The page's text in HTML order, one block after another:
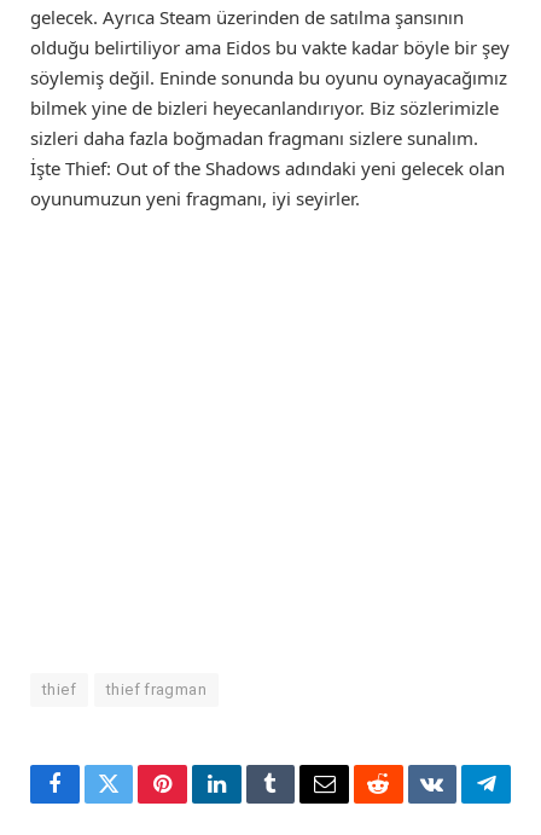
gelecek. Ayrıca Steam üzerinden de satılma şansının
olduğu belirtiliyor ama Eidos bu vakte kadar böyle bir şey
söylemiş değil. Eninde sonunda bu oyunu oynayacağımız
bilmek yine de bizleri heyecanlandırıyor. Biz sözlerimizle
sizleri daha fazla boğmadan fragmanı sizlere sunalım.
İşte Thief: Out of the Shadows adındaki yeni gelecek olan
oyunumuzun yeni fragmanı, iyi seyirler.
thief thief fragman
FacebookTwitterPinterestLinkedInTumblrEmailRedditVKontakte